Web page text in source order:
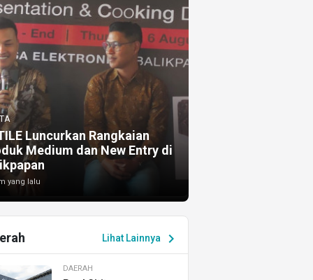
Luncurkan Rangkaian
Medium dan New Entry di
yang lalu
Lihat Lainnya chevron_right
DAERAH